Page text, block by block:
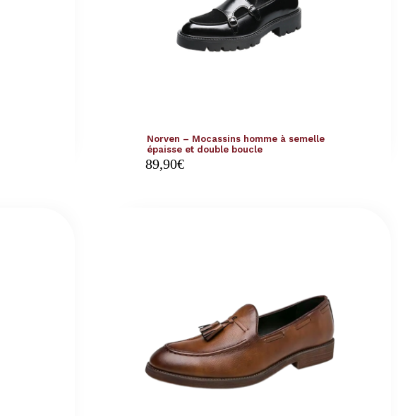
Norven – Mocassins homme à semelle
épaisse et double boucle
89,90€